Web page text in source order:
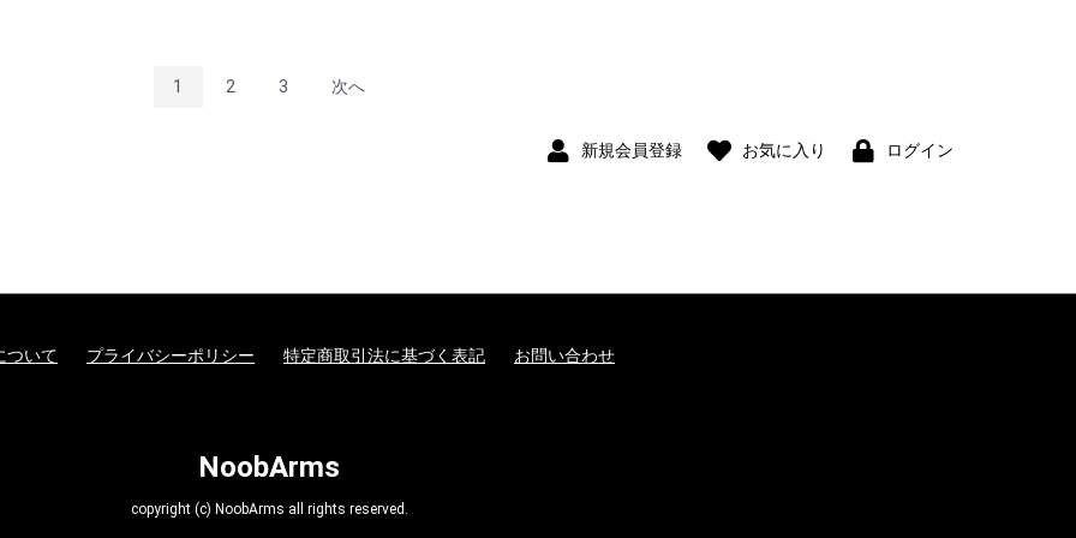
1 2 3 次へ
新規会員登録 お気に入り ログイン
ついて プライバシーポリシー 特定商取引法に基づく表記 お問い合わせ
NoobArms
copyright (c) NoobArms all rights reserved.